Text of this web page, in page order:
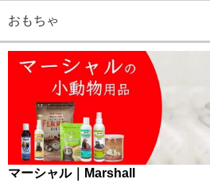
おもちゃ
マーシャル｜Marshall